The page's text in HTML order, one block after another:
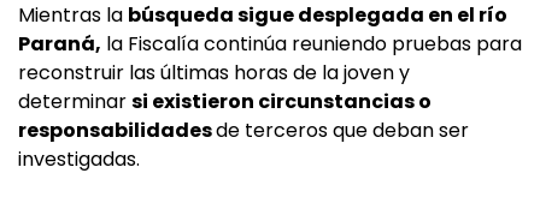
Mientras la búsqueda sigue desplegada en el río
Paraná, la Fiscalía continúa reuniendo pruebas para
reconstruir las últimas horas de la joven y
determinarsi existieron circunstancias o
responsabilidadesde terceros que deban ser
investigadas.